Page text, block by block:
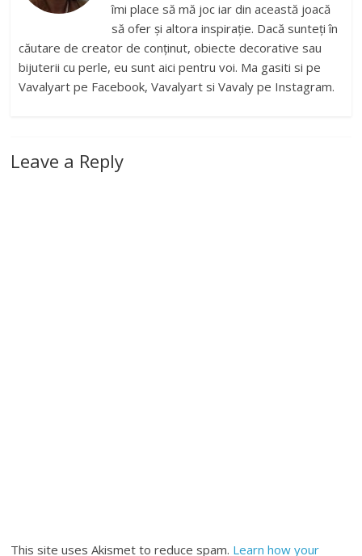
îmi place să mă joc iar din această joacă
să ofer și altora inspirație. Dacă sunteți în
căutare de creator de conținut, obiecte decorative sau
bijuterii cu perle, eu sunt aici pentru voi. Ma gasiti si pe
Vavalyart pe Facebook, Vavalyart si Vavaly pe Instagram.
Leave a Reply
This site uses Akismet to reduce spam. Learn how your